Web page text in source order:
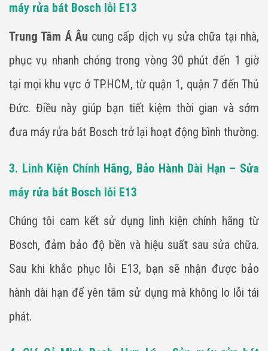
máy rửa bát Bosch lỗi E13
Trung Tâm Á Âu cung cấp dịch vụ sửa chữa tại nhà,
phục vụ nhanh chóng trong vòng 30 phút đến 1 giờ
tại mọi khu vực ở TP.HCM, từ quận 1, quận 7 đến Thủ
Đức. Điều này giúp bạn tiết kiệm thời gian và sớm
đưa máy rửa bát Bosch trở lại hoạt động bình thường.
3. Linh Kiện Chính Hãng, Bảo Hành Dài Hạn – Sửa
máy rửa bát Bosch lỗi E13
Chúng tôi cam kết sử dụng linh kiện chính hãng từ
Bosch, đảm bảo độ bền và hiệu suất sau sửa chữa.
Sau khi khắc phục lỗi E13, bạn sẽ nhận được bảo
hành dài hạn để yên tâm sử dụng mà không lo lỗi tái
phát.